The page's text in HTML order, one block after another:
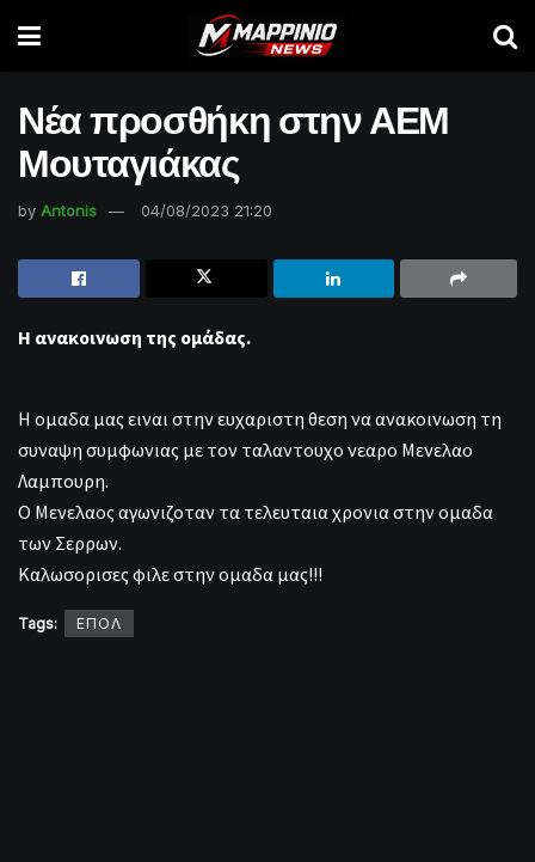
Νέα προσθήκη στην ΑΕΜ
Μουταγιάκας
by Antonis 04/08/2023 21:20
Η ανακοινωση της ομάδας.
Η ομαδα μας ειναι στην ευχαριστη θεση να ανακοινωση τη
συναψη συμφωνιας με τον ταλαντουχο νεαρο Μενελαο
Λαμπουρη.
Ο Μενελαος αγωνιζοταν τα τελευταια χρονια στην ομαδα
των Σερρων.
Καλωσορισες φιλε στην ομαδα μας!!!
Tags: ΕΠΟΛ